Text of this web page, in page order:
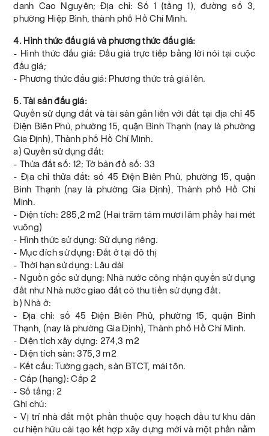
danh Cao Nguyên; Địa chỉ: Số 1 (tầng 1), đường số 3,
phường Hiệp Bình, thành phố Hồ Chí Minh.
4. Hình thức đấu giá và phương thức đấu giá:
- Hình thức đấu giá: Đấu giá trực tiếp bằng lời nói tại cuộc
đấu giá;
- Phương thức đấu giá: Phương thức trả giá lên.
5. Tài sản đấu giá:
Quyền sử dụng đất và tài sản gắn liền với đất tại địa chỉ 45
Điện Biên Phủ, phường 15, quận Bình Thạnh (nay là phường
Gia Định), Thành phố Hồ Chí Minh.
a) Quyền sử dụng đất:
- Thửa đất số: 12; Tờ bản đồ số: 33
- Địa chỉ thửa đất: số 45 Điện Biên Phủ, phường 15, quận
Bình Thạnh (nay là phường Gia Định), Thành phố Hồ Chí
Minh.
- Diện tích: 285,2 m2 (Hai trăm tám mươi lăm phẩy hai mét
vuông)
- Hình thức sử dụng: Sử dụng riêng.
- Mục đích sử dụng: Đất ở tại đô thị
- Thời hạn sử dụng: Lâu dài
- Nguồn gốc sử dụng: Nhà nước công nhận quyền sử dụng
đất như Nhà nước giao đất có thu tiền sử dụng đất.
b) Nhà ở:
- Địa chỉ: số 45 Điện Biên Phủ, phường 15, quận Bình
Thạnh, (nay là phường Gia Định), Thành phố Hồ Chí Minh.
- Diện tích xây dựng: 274,3 m2
- Diện tích sàn: 375,3 m2
- Kết cấu: Tường gạch, sàn BTCT, mái tôn.
- Cấp (hạng): Cấp 2
- Số tầng: 2
Ghi chú:
- Vị trí nhà đất một phần thuộc quy hoạch đầu tư khu dân
cư hiện hữu cải tạo kết hợp xây dựng mới và một phần nằm